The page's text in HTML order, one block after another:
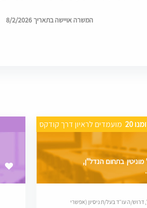
המשרה אויישה בתאריך 8/2/2026
20 מועמדים לראיון דרך קודקס
בתחום הנדל"ן,
דרוש/ה עו״ד בעל/ת ניסיון (אפשרי